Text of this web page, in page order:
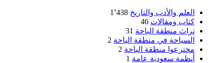
العلم والأدب والتاريخ 1٬438
كتاب ومقالات 46
تراث منطقة الباحة 31
السياحة في منطقة الباحة 2
مخترعوا منطقة الباحة 2
أنظمة سعودية عامة 1